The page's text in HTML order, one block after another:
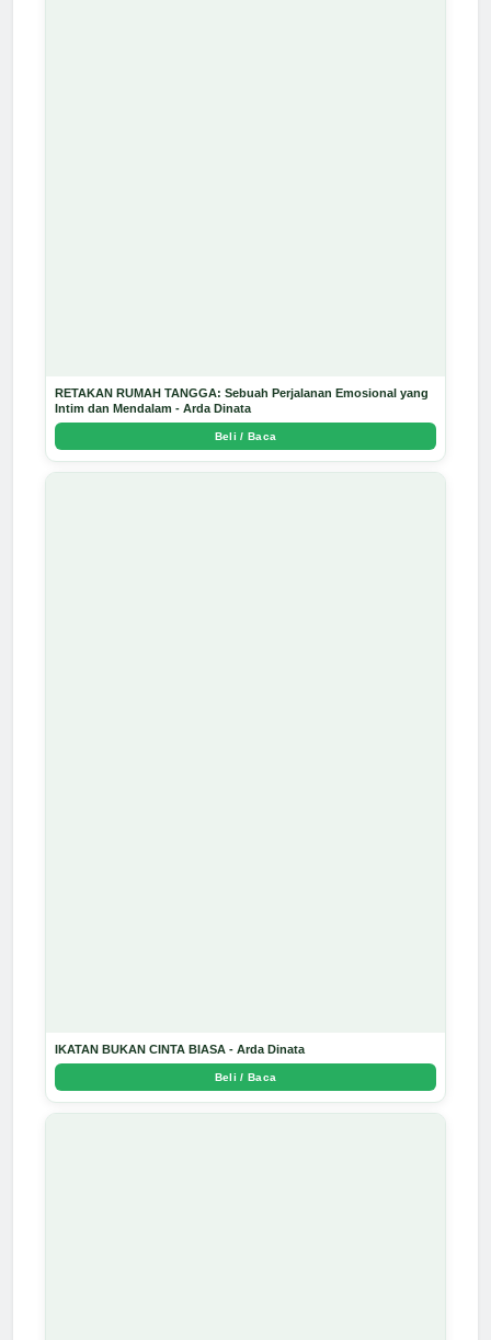
RETAKAN RUMAH TANGGA: Sebuah Perjalanan Emosional yang
Intim dan Mendalam - Arda Dinata
Beli / Baca
IKATAN BUKAN CINTA BIASA - Arda Dinata
Beli / Baca